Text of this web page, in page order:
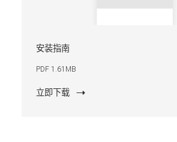
安装指南
PDF 1.61MB
立即下载